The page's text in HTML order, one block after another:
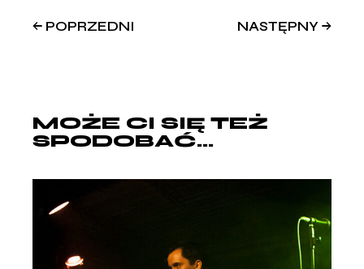
POPRZEDNI NASTĘPNY
MOŻE CI SIĘ TEŻ
SPODOBAĆ...